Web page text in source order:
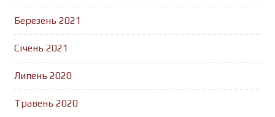
Березень 2021
Січень 2021
Липень 2020
Травень 2020